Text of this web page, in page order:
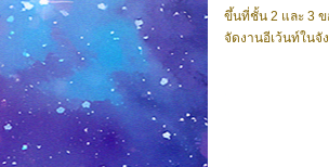
ขึ้นที่ชั้น 2 และ 3 ข
จัดงานอีเว้นท์ในจั